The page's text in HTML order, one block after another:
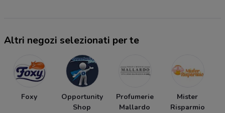
Altri negozi selezionati per te
Foxy
Opportunity
Shop
Profumerie
Mallardo
Mister
Risparmio